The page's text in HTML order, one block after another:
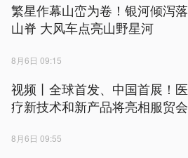
繁星作幕山峦为卷！银河倾泻落
山脊 大风车点亮山野星河
8月6日 09:15
视频丨全球首发、中国首展！医
疗新技术和新产品将亮相服贸会
8月6日 09:55